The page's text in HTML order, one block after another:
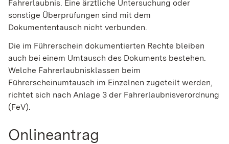
Fahrerlaubnis. Eine ärztliche Untersuchung oder
sonstige Überprüfungen sind mit dem
Dokumententausch nicht verbunden.
Die im Führerschein dokumentierten Rechte bleiben
auch bei einem Umtausch des Dokuments bestehen.
Welche Fahrerlaubnisklassen beim
Führerscheinumtausch im Einzelnen zugeteilt werden,
richtet sich nach Anlage 3 der Fahrerlaubnisverordnung
(FeV).
Onlineantrag